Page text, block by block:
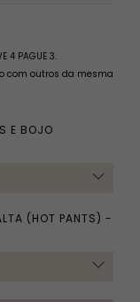
PAGUE 3.
com outros da mesma
E BOJO
(HOT PANTS) -